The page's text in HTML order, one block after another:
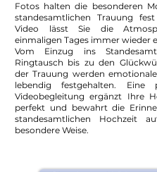
Fotos halten die besonderen
standesamtlichen Trauung
Video lässt Sie die
einmaligen Tages immer wieder
Vom Einzug ins
Ringtausch bis zu den
der Trauung werden
lebendig festgehalten. Eine
Videobegleitung ergänzt Ihre
perfekt und bewahrt die
standesamtlichen Hochzeit
besondere Weise.